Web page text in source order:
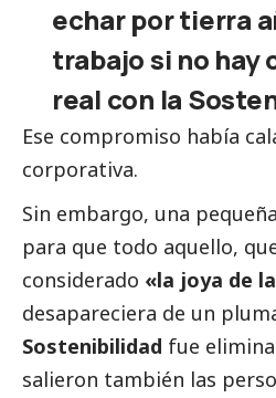
echar por tierra
trabajo si no hay
real con la
Ese compromiso había
corporativa.
Sin embargo, una
para que todo aquello,
considerado «la joya de
desapareciera de un
Sostenibilidad fue
salieron también las